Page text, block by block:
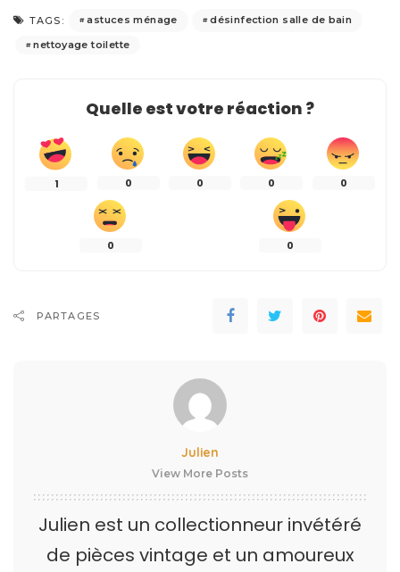
TAGS: astuces ménage
désinfection salle de bain
nettoyage toilette
Quelle est votre réaction ?
1 0 0 0 0
0 0
PARTAGES
Julien
View More Posts
Julien est un collectionneur invétéré
de pièces vintage et un amoureux